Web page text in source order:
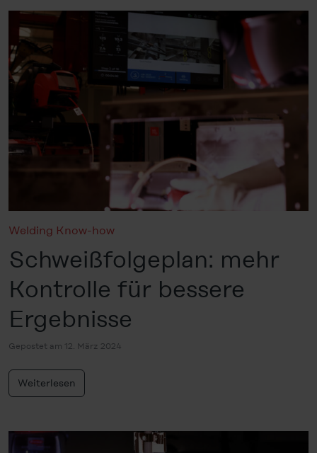
Welding Know-how
Schweißfolgeplan: mehr
Kontrolle für bessere
Ergebnisse
Gepostet am 12. März 2024
Weiterlesen